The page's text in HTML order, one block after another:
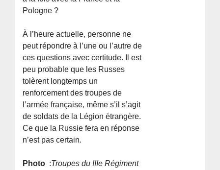
Pologne ?
À l’heure actuelle, personne ne
peut répondre à l’une ou l’autre de
ces questions avec certitude. Il est
peu probable que les Russes
tolèrent longtemps un
renforcement des troupes de
l’armée française, même s’il s’agit
de soldats de la Légion étrangère.
Ce que la Russie fera en réponse
n’est pas certain.
Photo :Troupes du IIIe Régiment